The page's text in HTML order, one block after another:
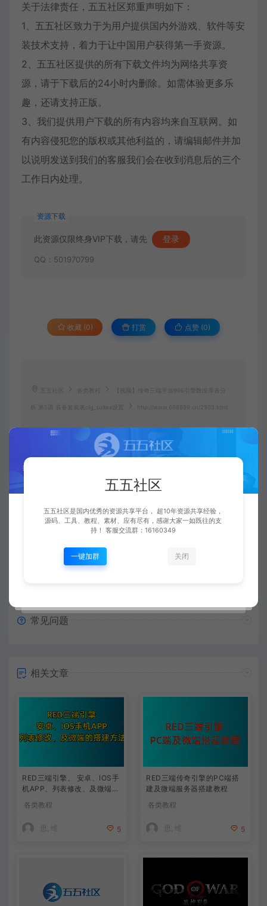
关于法律责任，五五社区郑重声明如下：
1、五五社区致力于为用户提供国内外游戏、软件等安
装技术支持，着力于让中国用户获得第一手资源。
2、五五社区提供的所有下载文件均为网络共享资
源，请于下载后的24小时内删除。如需体验更多乐
趣，还请支持正版。
3、我们提供用户下载的所有内容均来自互联网。如
有内容侵犯您的版权或其他利益的，请编辑邮件并加
以说明发送到我们的客服我们会在收到消息后的三个
工作日内处理。
资源下载
此资源仅限终身VIP下载，请先 登录
QQ：501970799
收藏 (0) 打赏 点赞 (0)
五五社区 各类教程 【视频】传奇三端手游996引擎数据库表分
析 第5讲 装备套装表cfg_suitex设置 http://www.668899.cn/2503.html
五五社区 生成海报 复制本文链接
上一篇：
【视频】传奇三端手游996引擎数据库表分析 第4讲 装备自定义属性表cfg_att_score
下一篇：
常见问题
相关文章
RED三端引擎、 安卓、IOS手
机APP、列表修改、及微端的
各类教程
思, 维 5
RED三端传奇引擎的PC端搭
建及微端服务器搭建教程
各类教程
思, 维 5
五五社区
五五社区是国内优秀的资源共享平台， 超10年资源共享经验，
源码、工具、教程、素材、应有尽有，感谢大家一如既往的支
持！ 客服交流群：16160349
一键加群 关闭